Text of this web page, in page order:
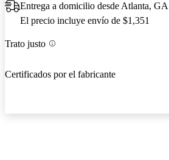
Entrega a domicilio desde Atlanta, GA
El precio incluye envío de $1,351
Trato justo
Certificados por el fabricante